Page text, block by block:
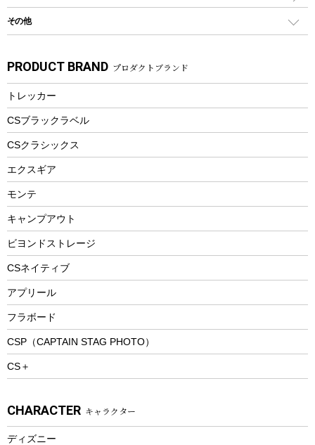
バーベキューツール
カトラリー
マグカップ、カップ
ステンレスボトル
フードボトル
トレー
ランチョンマット
ランチボックス
その他アウトドア雑貨
スプレー関係
ツール、他
パドル
ヘルメット
エアーポンプ
アクセサリー
シティサイクル
自転車ウェア
ラッシュガード
パラソル
フローティングベスト
ヘルメット
エアーポンプ
ビーチテント
ウィンター
スノーシュー
防寒ウェア
トレッキング
トレッキングアクセサリー
プレイグッズ
ウェルネス
ウェア、タオル
その他
湯たんぽ
防災用品
PRODUCT BRAND プロダクトブランド
トレッカー
CSブラックラベル
CSクラシックス
エクスギア
モンテ
キャンプアウト
ビヨンドストレージ
CSネイティブ
アプリール
フラボード
CSP（CAPTAIN STAG PHOTO）
CS＋
CHARACTER キャラクター
ディズニー